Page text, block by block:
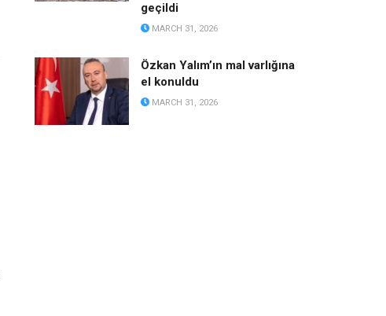
geçildi
MARCH 31, 2026
Özkan Yalım’ın mal varlığına
el konuldu
MARCH 31, 2026